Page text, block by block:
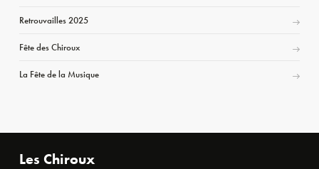
Retrouvailles 2025
Fête des Chiroux
La Fête de la Musique
Les Chiroux